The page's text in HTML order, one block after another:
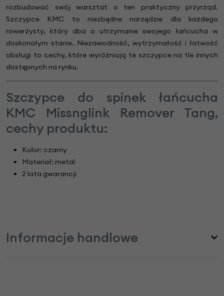
rozbudować swój warsztat o ten praktyczny przyrząd.
Szczypce KMC to niezbędne narzędzie dla każdego
rowerzysty, który dba o utrzymanie swojego łańcucha w
doskonałym stanie. Niezawodność, wytrzymałość i łatwość
obsługi to cechy, które wyróżniają te szczypce na tle innych
dostępnych na rynku.
Szczypce do spinek łańcucha
KMC Missnglink Remover Tang,
cechy produktu:
Kolor: czarny
Materiał: metal
2 lata gwarancji
Informacje handlowe